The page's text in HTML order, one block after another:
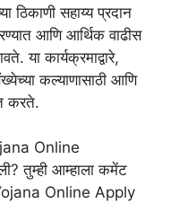
ठिकाणी सहाय्य प्रदान
आणि आर्थिक वाढीस
या कार्यक्रमाद्वारे,
कल्याणासाठी आणि
करते.
Online
तुम्ही आम्हाला कमेंट
Online Apply